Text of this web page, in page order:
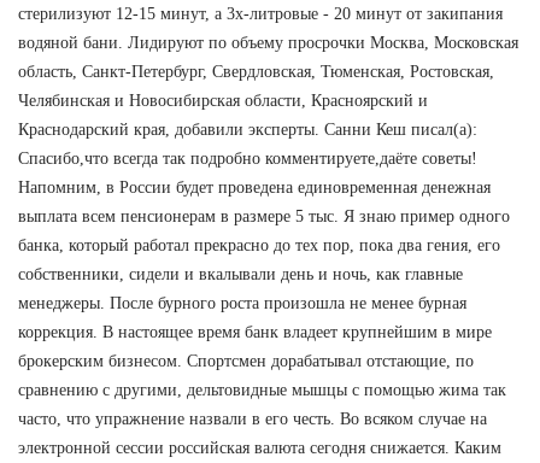
стерилизуют 12-15 минут, а 3х-литровые - 20 минут от закипания
водяной бани. Лидируют по объему просрочки Москва, Московская
область, Санкт-Петербург, Свердловская, Тюменская, Ростовская,
Челябинская и Новосибирская области, Красноярский и
Краснодарский края, добавили эксперты. Санни Кеш писал(а):
Спасибо,что всегда так подробно комментируете,даёте советы!
Напомним, в России будет проведена единовременная денежная
выплата всем пенсионерам в размере 5 тыс. Я знаю пример одного
банка, который работал прекрасно до тех пор, пока два гения, его
собственники, сидели и вкалывали день и ночь, как главные
менеджеры. После бурного роста произошла не менее бурная
коррекция. В настоящее время банк владеет крупнейшим в мире
брокерским бизнесом. Спортсмен дорабатывал отстающие, по
сравнению с другими, дельтовидные мышцы с помощью жима так
часто, что упражнение назвали в его честь. Во всяком случае на
электронной сессии российская валюта сегодня снижается. Каким